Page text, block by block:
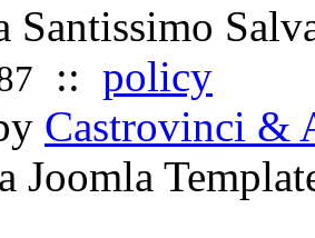
Santissimo
:: policy
Castrovinci &
Joomla